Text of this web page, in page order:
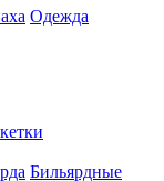
Одежда
Бильярдные